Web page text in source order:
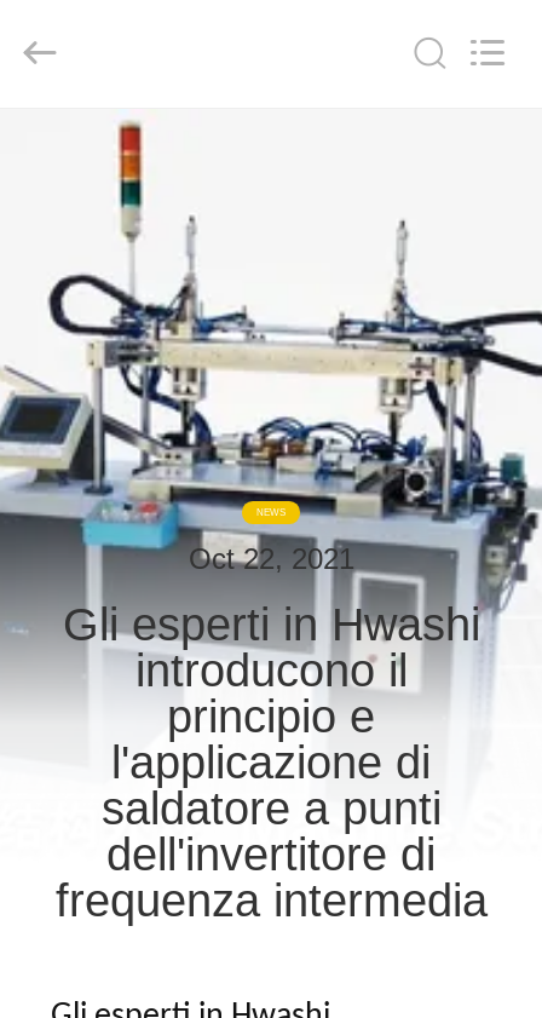
PRODOTTI
CIRCA
NOI
GIRO
DELLA
FABBRICA
CONTROLLO
QUALITÀ
CONTATTICI
NOTIZIE
RICHIEDA
TECHNOLOGY
NEWS
Oct 22, 2021
Gli esperti in Hwashi
introducono il
principio e
l'applicazione di
saldatore a punti
dell'invertitore di
frequenza intermedia